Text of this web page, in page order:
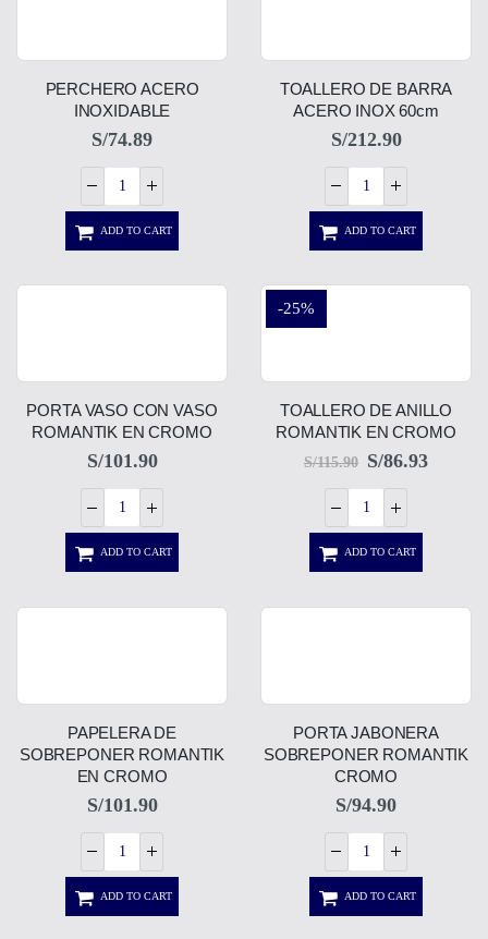
PERCHERO ACERO
INOXIDABLE
S/74.89
ADD TO CART
TOALLERO DE BARRA
ACERO INOX 60cm
S/212.90
ADD TO CART
PORTA VASO CON VASO
ROMANTIK EN CROMO
S/101.90
ADD TO CART
-25%
TOALLERO DE ANILLO
ROMANTIK EN CROMO
S/115.90 S/86.93
ADD TO CART
PAPELERA DE
SOBREPONER ROMANTIK
EN CROMO
S/101.90
ADD TO CART
PORTA JABONERA
SOBREPONER ROMANTIK
CROMO
S/94.90
ADD TO CART